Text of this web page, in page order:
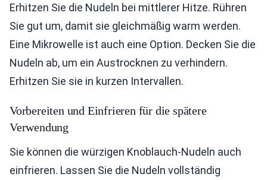
Erhitzen Sie die Nudeln bei mittlerer Hitze. Rühren
Sie gut um, damit sie gleichmäßig warm werden.
Eine Mikrowelle ist auch eine Option. Decken Sie die
Nudeln ab, um ein Austrocknen zu verhindern.
Erhitzen Sie sie in kurzen Intervallen.
Vorbereiten und Einfrieren für die spätere
Verwendung
Sie können die würzigen Knoblauch-Nudeln auch
einfrieren. Lassen Sie die Nudeln vollständig